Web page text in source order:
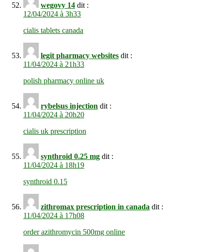
wegovy 14 dit :
12/04/2024 à 3h33
cialis tablets canada
legit pharmacy websites dit :
11/04/2024 à 21h33
polish pharmacy online uk
rybelsus injection dit :
11/04/2024 à 20h20
cialis uk prescription
synthroid 0.25 mg dit :
11/04/2024 à 18h19
synthroid 0.15
zithromax prescription in canada dit :
11/04/2024 à 17h08
order azithromycin 500mg online